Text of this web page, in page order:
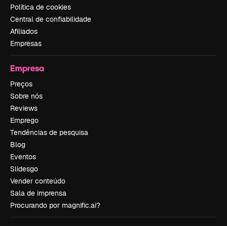
Política de cookies
Central de confiabilidade
Afiliados
Empresas
Empresa
Preços
Sobre nós
Reviews
Emprego
Tendências de pesquisa
Blog
Eventos
Slidesgo
Vender conteúdo
Sala de imprensa
Procurando por magnific.ai?